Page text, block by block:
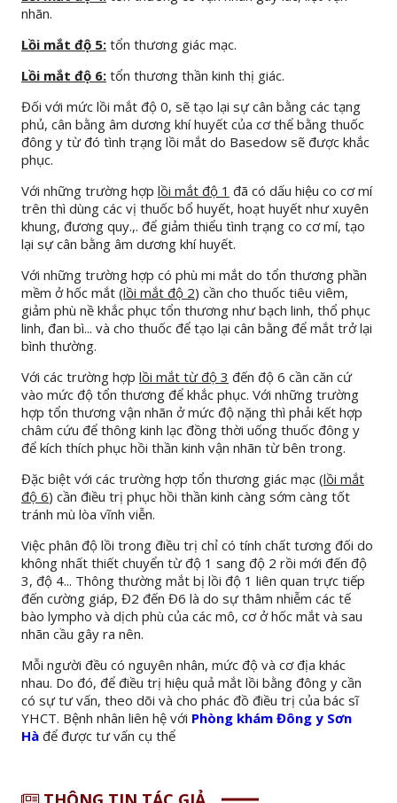
nhãn.
Lồi mắt độ 5: tổn thương giác mạc.
Lồi mắt độ 6: tổn thương thần kinh thị giác.
Đối với mức lồi mắt độ 0, sẽ tạo lại sự cân bằng các tạng
phủ, cân bằng âm dương khí huyết của cơ thể bằng thuốc
đông y từ đó tình trạng lồi mắt do Basedow sẽ được khắc
phục.
Với những trường hợp lồi mắt độ 1 đã có dấu hiệu co cơ mí
trên thì dùng các vị thuốc bổ huyết, hoạt huyết như xuyên
khung, đương quy.,. để giảm thiểu tình trạng co cơ mí, tạo
lại sự cân bằng âm dương khí huyết.
Với những trường hợp có phù mi mắt do tổn thương phần
mềm ở hốc mắt (lồi mắt độ 2) cần cho thuốc tiêu viêm,
giảm phù nề khắc phục tổn thương như bạch linh, thổ phục
linh, đan bì... và cho thuốc để tạo lại cân bằng để mắt trở lại
bình thường.
Với các trường hợp lồi mắt từ độ 3 đến độ 6 cần căn cứ
vào mức độ tổn thương để khắc phục. Với những trường
hợp tổn thương vận nhãn ở mức độ nặng thì phải kết hợp
châm cứu để thông kinh lạc đồng thời uống thuốc đông y
để kích thích phục hồi thần kinh vận nhãn từ bên trong.
Đặc biệt với các trường hợp tổn thương giác mạc (lồi mắt
độ 6) cần điều trị phục hồi thần kinh càng sớm càng tốt
tránh mù lòa vĩnh viễn.
Việc phân độ lồi trong điều trị chỉ có tính chất tương đối do
không nhất thiết chuyển từ độ 1 sang độ 2 rồi mới đến độ
3, độ 4... Thông thường mắt bị lồi độ 1 liên quan trực tiếp
đến cường giáp, Đ2 đến Đ6 là do sự thâm nhiễm các tế
bào lympho và dịch phù của các mô, cơ ở hốc mắt và sau
nhãn cầu gây ra nên.
Mỗi người đều có nguyên nhân, mức độ và cơ địa khác
nhau. Do đó, để điều trị hiệu quả mắt lồi bằng đông y cần
có sự tư vấn, theo dõi và cho phác đồ điều trị của bác sĩ
YHCT. Bệnh nhân liên hệ với Phòng khám Đông y Sơn
Hà để được tư vấn cụ thể